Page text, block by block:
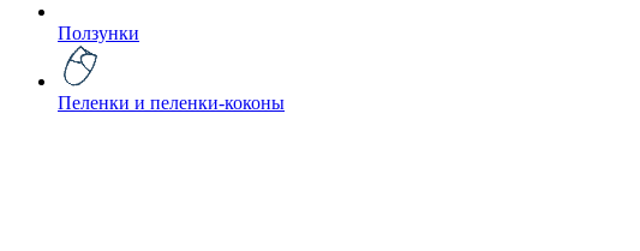
Ползунки
Пеленки и пеленки-коконы